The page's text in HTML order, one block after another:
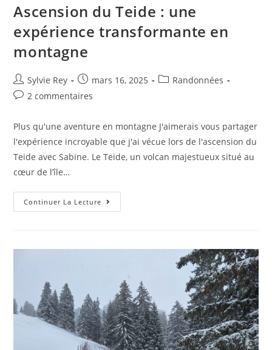
Ascension du Teide : une
expérience transformante en
montagne
Sylvie Rey mars 16, 2025
Randonnées
2 commentaires
Plus qu'une aventure en montagne J'aimerais vous partager
l'expérience incroyable que j'ai vécue lors de l'ascension du
Teide avec Sabine. Le Teide, un volcan majestueux situé au
cœur de l’île…
Continuer La Lecture